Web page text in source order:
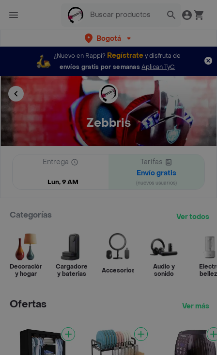
Bogotá
¿Nuevo en Rappi? Regístratey disfruta de
envíos gratis por semanas Aplican TyC
Zebbris
Entrega
Lun, 9 AM
Tarifas
Envío gratis
(nuevos usuarios)
Categorías Ver todos
Decoración
y hogar
Cargadores
y baterias
Accesorios
Audio y
sonido
Ofertas Ver más